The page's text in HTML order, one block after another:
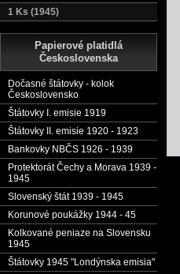
1 Ks (1945)
Papierové platidlá
Československa
Dočasné štátovky - kolok
Československo
Štátovky I. emisie 1919
Štátovky II. emisie 1920 - 1923
Bankovky NBČS 1926 - 1939
Protektorát Čechy a Morava 1939 -
1945
Slovenský štát 1939 - 1945
Korunové poukážky 1944 - 45
Kolkované peniaze na Slovensku
1945
Štátovky 1945 "Londýnska emisia"